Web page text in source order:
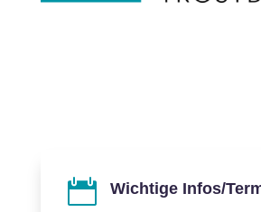
 Wichtige Infos/